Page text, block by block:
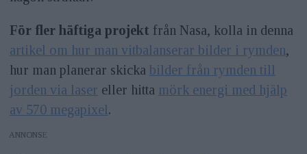
För fler häftiga projekt från Nasa, kolla in denna
artikel om hur man vitbalanserar bilder i rymden,
hur man planerar skicka bilder från rymden till
jorden via laser eller hitta mörk energi med hjälp
av 570 megapixel.
ANNONS